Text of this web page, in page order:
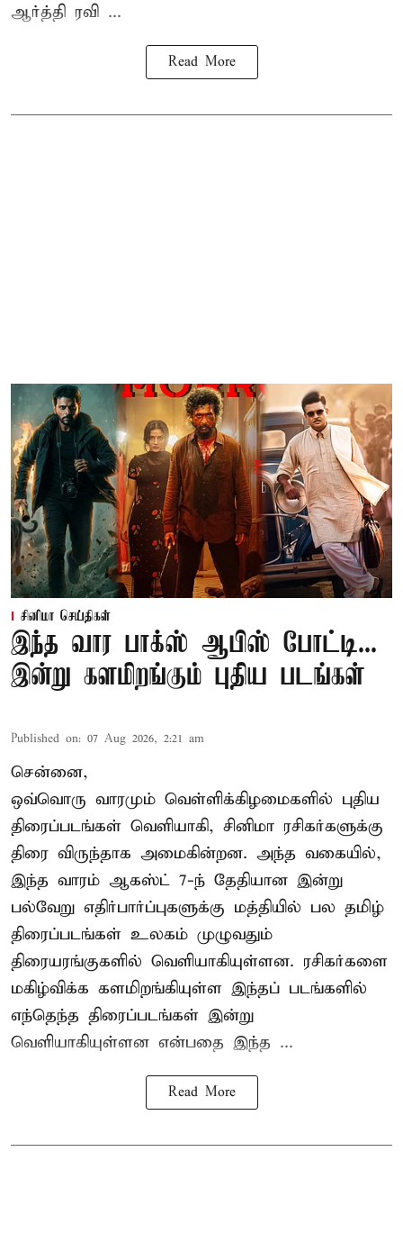
ஆர்த்தி ரவி ...
Read More
சினிமா செய்திகள்
இந்த வார பாக்ஸ் ஆபிஸ் போட்டி...
இன்று களமிறங்கும் புதிய படங்கள்
Published on: 07 Aug 2026, 2:21 am
சென்னை,
ஒவ்வொரு வாரமும் வெள்ளிக்கிழமைகளில் புதிய
திரைப்படங்கள் வெளியாகி, சினிமா ரசிகர்களுக்கு
திரை விருந்தாக அமைகின்றன. அந்த வகையில்,
இந்த வாரம் ஆகஸ்ட் 7-ந் தேதியான இன்று
பல்வேறு எதிர்பார்ப்புகளுக்கு மத்தியில் பல தமிழ்
திரைப்படங்கள் உலகம் முழுவதும்
திரையரங்குகளில் வெளியாகியுள்ளன. ரசிகர்களை
மகிழ்விக்க களமிறங்கியுள்ள இந்தப் படங்களில்
எந்தெந்த திரைப்படங்கள் இன்று
வெளியாகியுள்ளன என்பதை இந்த ...
Read More